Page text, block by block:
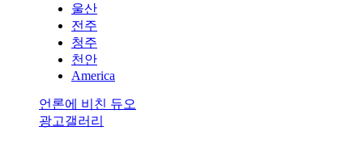
울산
전주
청주
천안
America
언론에 비친 듀오
광고갤러리